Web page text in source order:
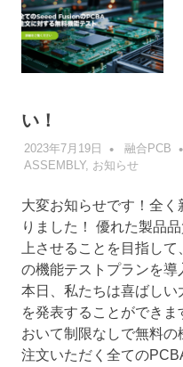
い！
2023年7月19日 融合PCB
ASSEMBLY, お知らせ
大変お知らせです！全く
りました！ 優れた製品
上させることを目指し
の機能テストプランを導
本日、私たちは喜ばしい
を発表することができ
おいて制限なしで無料
注文いただく全ての